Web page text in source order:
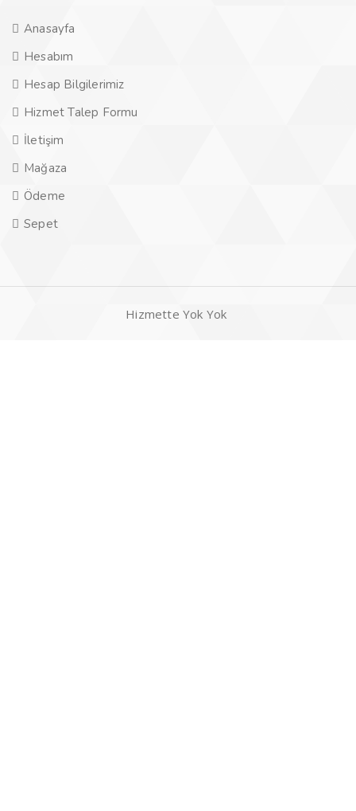
Anasayfa
Hesabım
Hesap Bilgilerimiz
Hizmet Talep Formu
İletişim
Mağaza
Ödeme
Sepet
Hizmette Yok Yok